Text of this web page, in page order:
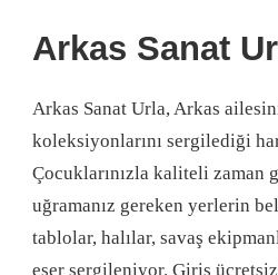
Arkas Sanat
Arkas Sanat Urla, Arkas
koleksiyonlarını sergilediği
Çocuklarınızla kaliteli zaman
uğramanız gereken yerlerin
tablolar, halılar, savaş
eser sergileniyor. Giriş